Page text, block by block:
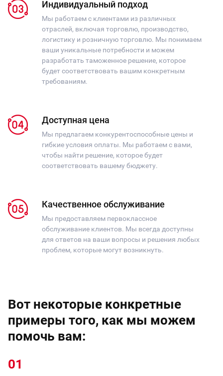
Индивидуальный подход
Мы работаем с клиентами из различных
отраслей, включая торговлю, производство,
логистику и розничную торговлю. Мы понимаем
ваши уникальные потребности и можем
разработать таможенное решение, которое
будет соответствовать вашим конкретным
требованиям.
Доступная цена
Мы предлагаем конкурентоспособные цены и
гибкие условия оплаты. Мы работаем с вами,
чтобы найти решение, которое будет
соответствовать вашему бюджету.
Качественное обслуживание
Мы предоставляем первоклассное
обслуживание клиентов. Мы всегда доступны
для ответов на ваши вопросы и решения любых
проблем, которые могут возникнуть.
Вот некоторые конкретные
примеры того, как мы можем
помочь вам:
01